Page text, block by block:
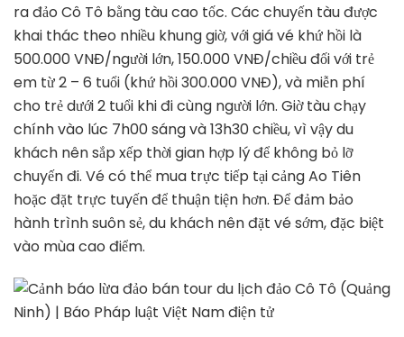
ra đảo Cô Tô bằng tàu cao tốc. Các chuyến tàu được
khai thác theo nhiều khung giờ, với giá vé khứ hồi là
500.000 VNĐ/người lớn, 150.000 VNĐ/chiều đối với trẻ
em từ 2 – 6 tuổi (khứ hồi 300.000 VNĐ), và miễn phí
cho trẻ dưới 2 tuổi khi đi cùng người lớn. Giờ tàu chạy
chính vào lúc 7h00 sáng và 13h30 chiều, vì vậy du
khách nên sắp xếp thời gian hợp lý để không bỏ lỡ
chuyến đi. Vé có thể mua trực tiếp tại cảng Ao Tiên
hoặc đặt trực tuyến để thuận tiện hơn. Để đảm bảo
hành trình suôn sẻ, du khách nên đặt vé sớm, đặc biệt
vào mùa cao điểm.